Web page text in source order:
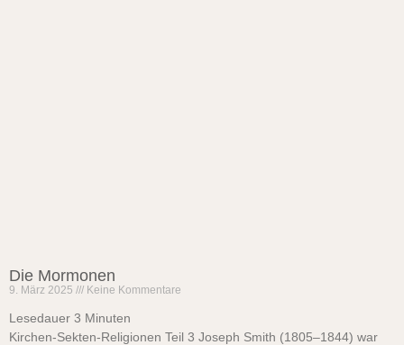
Die Mormonen
9. März 2025 Keine Kommentare
Lesedauer 3 Minuten
Kirchen-Sekten-Religionen Teil 3 Joseph Smith (1805–1844) war